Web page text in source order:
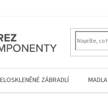
ZÁBRADLÍ MADLA